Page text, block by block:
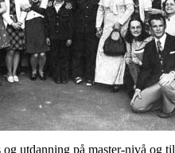
utdanning på master-nivå